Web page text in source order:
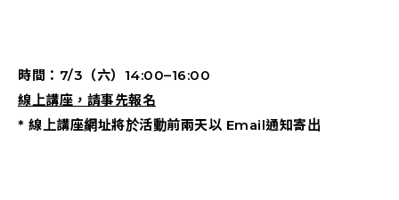
時間：7/3（六）14:00–16:00
線上講座，請事先報名
* 線上講座網址將於活動前兩天以 Email通知寄出